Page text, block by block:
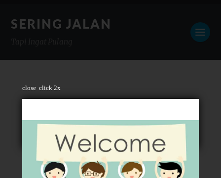
close click 2x
SERING JALAN